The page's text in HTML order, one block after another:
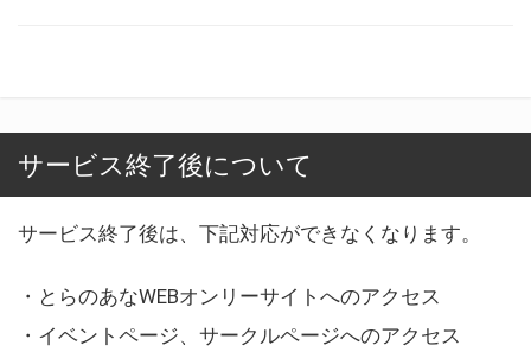
サービス終了後について
サービス終了後は、下記対応ができなくなります。
・とらのあなWEBオンリーサイトへのアクセス
・イベントページ、サークルページへのアクセス